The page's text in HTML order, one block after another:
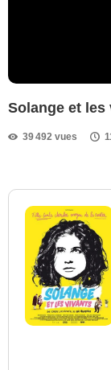
Solange et les
39 492 vues